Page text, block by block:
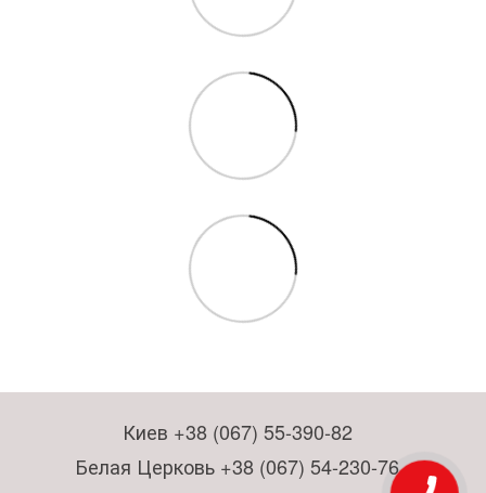
Киев +38 (067) 55-390-82
Белая Церковь +38 (067) 54-230-76